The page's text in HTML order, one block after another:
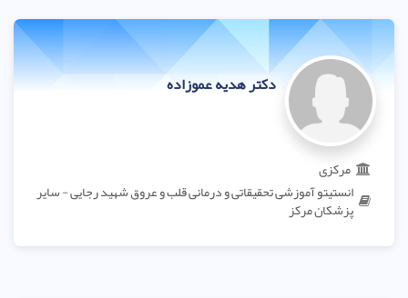
دکتر هدیه عموزاده
مرکزی
انستیتو آموزشی تحقیقاتی و درمانی قلب و عروق شهید رجایی - سایر
پزشکان مرکز